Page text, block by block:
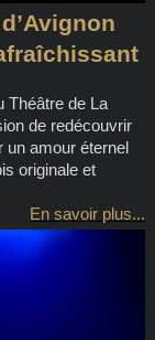
Théâtre de La
de redécouvrir
un amour éternel
originale et
En savoir plus...